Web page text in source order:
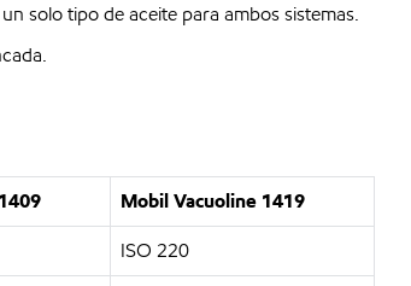
solo tipo de aceite para ambos sistemas.
Mobil Vacuoline 1419
ISO 220